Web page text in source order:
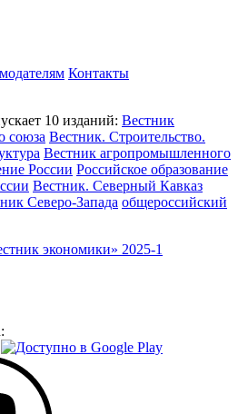
Контакты
10 изданий: Вестник
союза Вестник. Строительство.
Вестник агропромышленного
России Российское образование
Вестник. Северный Кавказ
Северо-Запада общероссийский